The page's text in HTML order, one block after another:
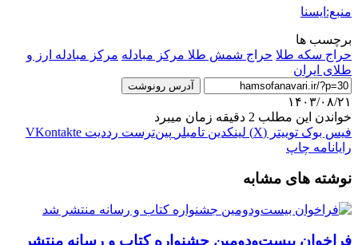
منبع:ایسنا
برچسب ها
حراج سکه طلا حراج شمش طلا مرکز مبادله مرکز مبادله ارز و
طلای ایران
آدرس رونوشت
۱۴۰۳/۰۸/۲۱
خواندن این مطلب 2 دقیقه زمان میبرد
فیس بوک توییتر (X) لینکدین ‫تامبلر ‫پین‌ترست ‫رددیت ‫VKontakte
رایانامه چاپ
نوشته های مشابه
فراخوان بیست‌ودومین جشنواره کتاب و رسانه منتشر